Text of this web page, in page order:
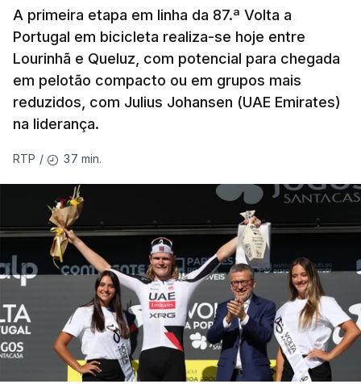
equipa relegada da ‘Champions’, o derrotado do
encontro entre Aarhus, campeão dinamarquês, ou
o Sabah, campeão do Azerbaijão, sendo que, em
caso de afastamento, os 'encarnados' caem para o
play-off da Liga Conferência, encontrando os
estónios do Paide ou os austríacos do Rapid Viena.
arbitragem do romeno Marian Barbu, enquanto a
segunda mão está marcada para 13 de agosto, em
Edimburgo.
Na fase de liga da Liga Europa já está o Torreense,
único representante português com entrada direta,
graças à conquista da Taça de Portugal.
(Com Lusa)
A primeira etapa em linha da 87.ª Volta a
Portugal em bicicleta realiza-se hoje entre
Lourinhã e Queluz, com potencial para chegada
em pelotão compacto ou em grupos mais
reduzidos, com Julius Johansen (UAE Emirates)
na liderança.
RTP / 37 min.